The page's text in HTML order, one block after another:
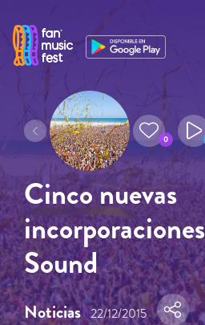
0
Noticias 22/12/2015
Cinco nuevas
Sound